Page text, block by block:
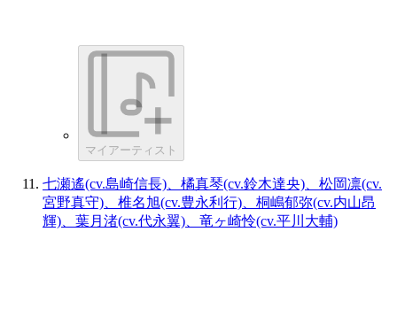
マイアーティスト
七瀬遙(cv.島崎信長)、橘真琴(cv.鈴木達央)、松岡凛(cv.
宮野真守)、椎名旭(cv.豊永利行)、桐嶋郁弥(cv.内山昂
輝)、葉月渚(cv.代永翼)、竜ヶ崎怜(cv.平川大輔)